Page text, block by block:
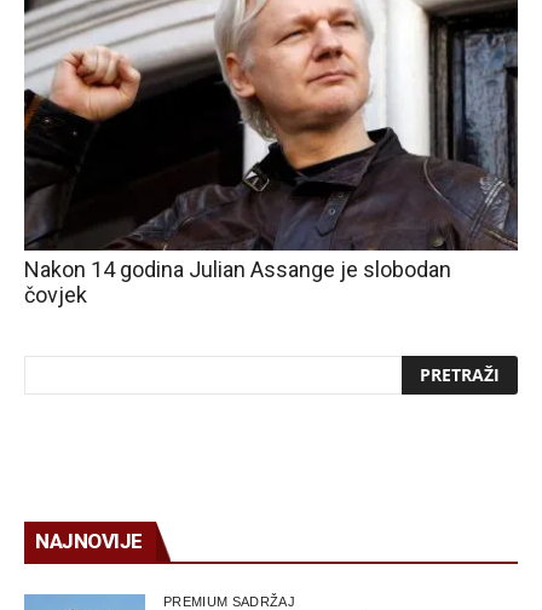
Nakon 14 godina Julian Assange je slobodan
čovjek
NAJNOVIJE
PREMIUM SADRŽAJ